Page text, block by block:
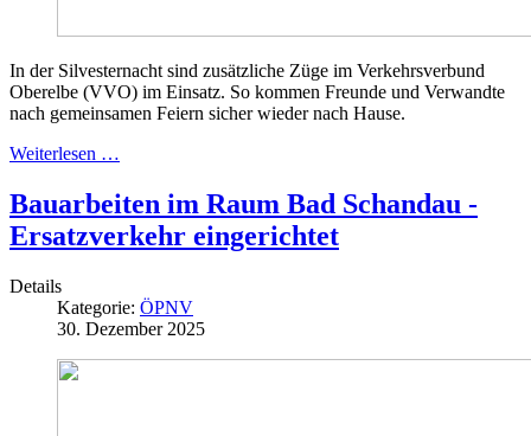
In der Silvesternacht sind zusätzliche Züge im Verkehrsverbund
Oberelbe (VVO) im Einsatz. So kommen Freunde und Verwandte
nach gemeinsamen Feiern sicher wieder nach Hause.
Weiterlesen …
Bauarbeiten im Raum Bad Schandau -
Ersatzverkehr eingerichtet
Details
Kategorie: ÖPNV
30. Dezember 2025